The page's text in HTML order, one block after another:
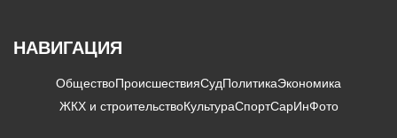
НАВИГАЦИЯ
ОбществоПроисшествияСудПолитикаЭкономика
ЖКХ и строительствоКультураСпортСарИнФото